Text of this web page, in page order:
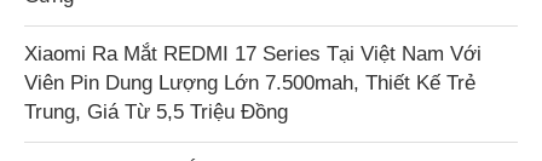
Xiaomi Ra Mắt REDMI 17 Series Tại Việt Nam Với
Viên Pin Dung Lượng Lớn 7.500mah, Thiết Kế Trẻ
Trung, Giá Từ 5,5 Triệu Đồng